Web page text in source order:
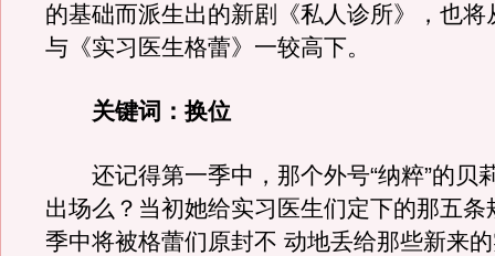
的基础而派生出的新剧《私人诊所》，也将
与《实习医生格蕾》一较高下。
关键词：换位
还记得第一季中，那个外号“纳粹”的贝
出场么？当初她给实习医生们定下的那五条
季中将被格蕾们原封不 动地丢给那些新来